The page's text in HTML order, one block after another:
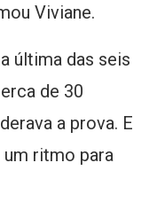
Viviane.
última das seis
de 30
a prova. E
ritmo para